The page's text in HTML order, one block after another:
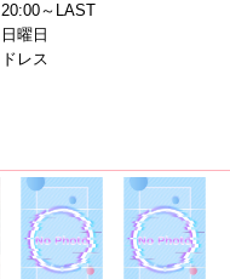
20:00～LAST
日曜日
ドレス